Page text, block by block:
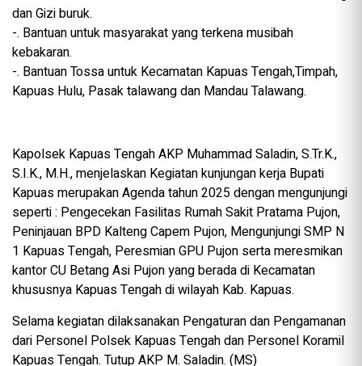
dan Gizi buruk.
-. Bantuan untuk masyarakat yang terkena musibah
kebakaran.
-. Bantuan Tossa untuk Kecamatan Kapuas Tengah,Timpah,
Kapuas Hulu, Pasak talawang dan Mandau Talawang.
Kapolsek Kapuas Tengah AKP Muhammad Saladin, S.Tr.K.,
S.I.K., M.H., menjelaskan Kegiatan kunjungan kerja Bupati
Kapuas merupakan Agenda tahun 2025 dengan mengunjungi
seperti : Pengecekan Fasilitas Rumah Sakit Pratama Pujon,
Peninjauan BPD Kalteng Capem Pujon, Mengunjungi SMP N
1 Kapuas Tengah, Peresmian GPU Pujon serta meresmikan
kantor CU Betang Asi Pujon yang berada di Kecamatan
khususnya Kapuas Tengah di wilayah Kab. Kapuas.
Selama kegiatan dilaksanakan Pengaturan dan Pengamanan
dari Personel Polsek Kapuas Tengah dan Personel Koramil
Kapuas Tengah. Tutup AKP M. Saladin. (MS)